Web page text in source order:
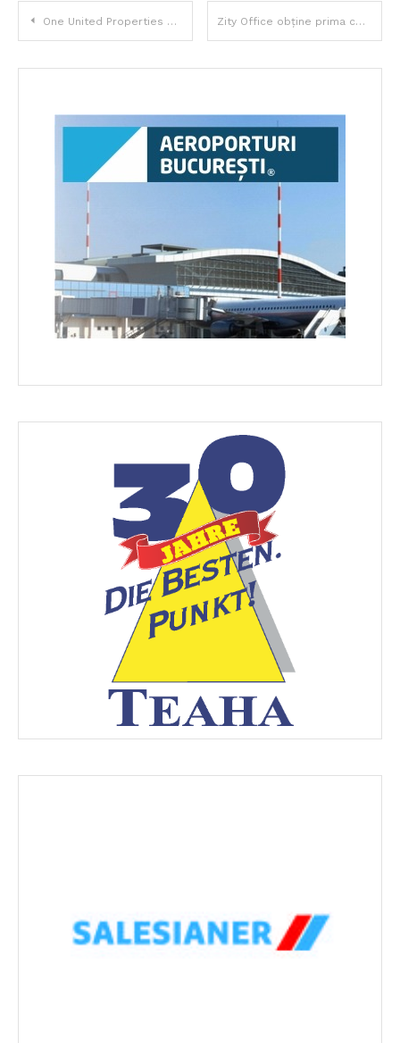
Navigare
în
One United Properties achiziționează un teren de 11,4 milioane euro pentru dezvoltarea One Academy Club, estimată la 50 milioane euro Zity Office obține prima certificare LEED Platinum din Republica Moldova, prin BuildGreen